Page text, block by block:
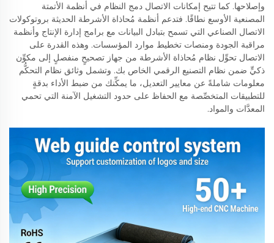
وإصلاحها. كما تتيح إمكانات الاتصال دمج النظام في أنظمة الأتمتة
المصنعية الأوسع نطاقًا. فتدعم أنظمة مُحاذاة الأشرطة الحديثة بروتوكولات
الاتصال الصناعي التي تسمح بتبادل البيانات مع برامج إدارة الإنتاج وأنظمة
مراقبة الجودة ومنصات تخطيط موارد المؤسسات. وهذه القدرة على
الاتصال تحوِّل نظام مُحاذاة الأشرطة من جهاز تصحيحٍ منفصلٍ إلى مكوِّن
ذكيٍّ ضمن نظام التصنيع الرقمي الخاص بك. وتشمل وثائق نظام التحكُّم
معلومات شاملةً عن معايير التعديل، ما يمكِّنك من ضبط الأداء بدقةٍ
للتطبيقات المتخصِّصة مع الحفاظ على حدود التشغيل الآمنة التي تحمي
المعدَّات والمواد.